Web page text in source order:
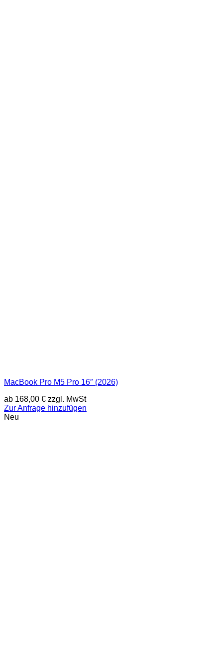
MacBook Pro M5 Pro 16″ (2026)
ab 168,00 € zzgl. MwSt
Zur Anfrage hinzufügen
Neu